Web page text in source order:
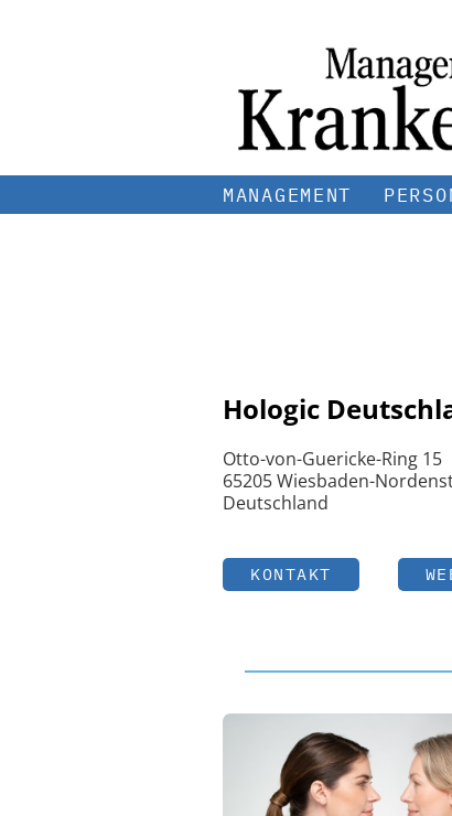
MANAGEMENT
Hologic
Otto-von-Guericke-Ring 15
65205 Wiesbaden-
Deutschland
KONTAKT